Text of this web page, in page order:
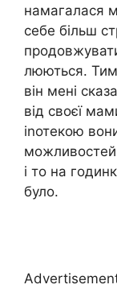
намагалася
себе більш
люються. Тим
він мені
від своєї
іnотекою
можливостей.
і то на
було.